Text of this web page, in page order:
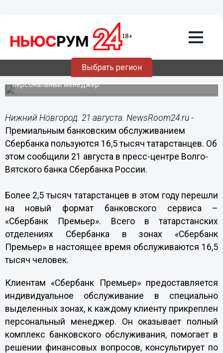
Выбрать регион
Премиальным банковским
обслуживанием Сбербанка пользуются
16,5 тысяч татарстанцев
Клиентам «Сбербанк Премьер» предоставляется
индивидуальное обслуживание в специально
выделенных зонах, к каждому клиенту прикреплен
персональный менеджер.
Нижний Новгород. 21 августа. NewsRoom24.ru -
Премиальным банковским обслуживанием
Сбербанка пользуются 16,5 тысяч татарстанцев. Об
этом сообщили 21 августа в пресс-центре Волго-
Вятского банка Сбербанка России.
Более 2,5 тысяч татарстанцев в этом году перешли
на новый формат банковского сервиса –
«Сбербанк Премьер». Всего в татарстанских
отделениях Сбербанка в зонах «Сбербанк
Премьер» в настоящее время обслуживаются 16,5
тысяч человек.
Клиентам «Сбербанк Премьер» предоставляется
индивидуальное обслуживание в специально
выделенных зонах, к каждому клиенту прикреплен
персональный менеджер. Он оказывает полный
комплекс банковского обслуживания, помогает в
решении финансовых вопросов, консультирует по